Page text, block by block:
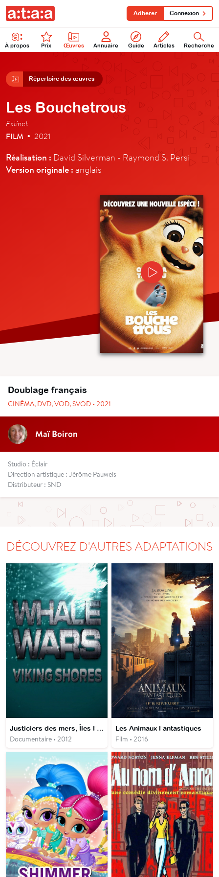
À propos Prix Œuvres Annuaire Guide Articles Recherche
Adhérer Connexion
Répertoire des œuvres
Les Bouchetrous
Extinct
FILM • 2021
Réalisation : David Silverman - Raymond S. Persi
Version originale : anglais
Doublage français
CINÉMA, DVD, VOD, SVOD • 2021
Maï Boiron
Studio : Éclair
Direction artistique : Jérôme Pauwels
Distributeur : SND
DÉCOUVREZ D'AUTRES ADAPTATIONS
Justiciers des mers, Îles Féroé
Documentaire • 2012
Les Animaux Fantastiques
Film • 2016